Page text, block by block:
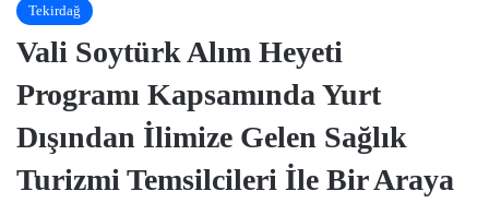
Tekirdağ
Vali Soytürk Alım Heyeti
Programı Kapsamında Yurt
Dışından İlimize Gelen Sağlık
Turizmi Temsilcileri İle Bir Araya